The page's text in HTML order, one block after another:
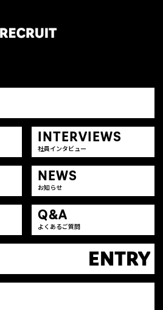
INTERVIEWS
社員インタビュー
NEWS
お知らせ
Q&A
よくあるご質問
ENTRY